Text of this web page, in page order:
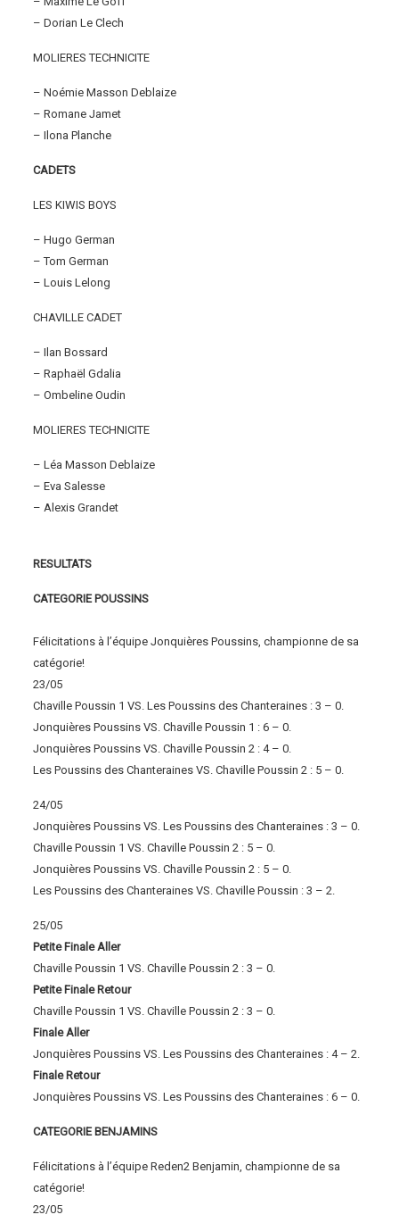
– Dorian Le Clech
MOLIERES TECHNICITE
– Noémie Masson Deblaize
– Romane Jamet
– Ilona Planche
CADETS
LES KIWIS BOYS
– Hugo German
– Tom German
– Louis Lelong
CHAVILLE CADET
– Ilan Bossard
– Raphaël Gdalia
– Ombeline Oudin
MOLIERES TECHNICITE
– Léa Masson Deblaize
– Eva Salesse
– Alexis Grandet
RESULTATS
CATEGORIE POUSSINS
Félicitations à l’équipe Jonquières Poussins, championne de sa
catégorie!
23/05
Chaville Poussin 1 VS. Les Poussins des Chanteraines : 3 – 0.
Jonquières Poussins VS. Chaville Poussin 1 : 6 – 0.
Jonquières Poussins VS. Chaville Poussin 2 : 4 – 0.
Les Poussins des Chanteraines VS. Chaville Poussin 2 : 5 – 0.
24/05
Jonquières Poussins VS. Les Poussins des Chanteraines : 3 – 0.
Chaville Poussin 1 VS. Chaville Poussin 2 : 5 – 0.
Jonquières Poussins VS. Chaville Poussin 2 : 5 – 0.
Les Poussins des Chanteraines VS. Chaville Poussin : 3 – 2.
25/05
Petite Finale Aller
Chaville Poussin 1 VS. Chaville Poussin 2 : 3 – 0.
Petite Finale Retour
Chaville Poussin 1 VS. Chaville Poussin 2 : 3 – 0.
Finale Aller
Jonquières Poussins VS. Les Poussins des Chanteraines : 4 – 2.
Finale Retour
Jonquières Poussins VS. Les Poussins des Chanteraines : 6 – 0.
CATEGORIE BENJAMINS
Félicitations à l’équipe Reden2 Benjamin, championne de sa
catégorie!
23/05